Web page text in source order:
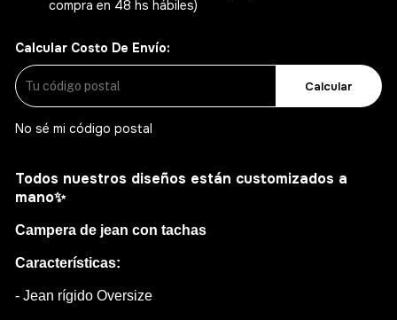
compra en 48 hs hábiles)
Calcular Costo De Envío:
Calcular
No sé mi código postal
Todos nuestros diseños están customizados a
mano✨
Campera de jean con tachas
Características:
- Jean rígido Oversize